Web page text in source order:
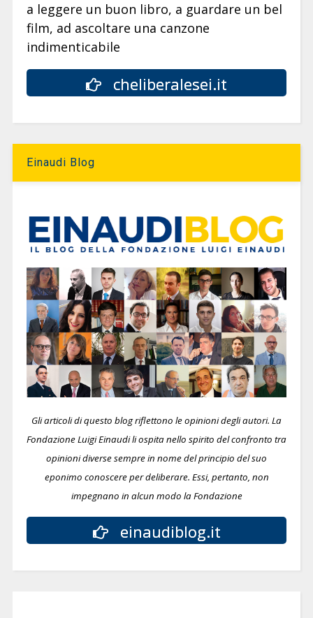
a leggere un buon libro, a guardare un bel
film, ad ascoltare una canzone
indimenticabile
cheliberalesei.it
Einaudi Blog
Gli articoli di questo blog riflettono le opinioni degli autori. La
Fondazione Luigi Einaudi li ospita nello spirito del confronto tra
opinioni diverse sempre in nome del principio del suo
eponimo conoscere per deliberare. Essi, pertanto, non
impegnano in alcun modo la Fondazione
einaudiblog.it